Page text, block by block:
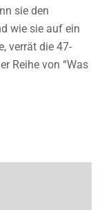
sie den
wie sie auf ein
verrät die 47-
Reihe von “Was